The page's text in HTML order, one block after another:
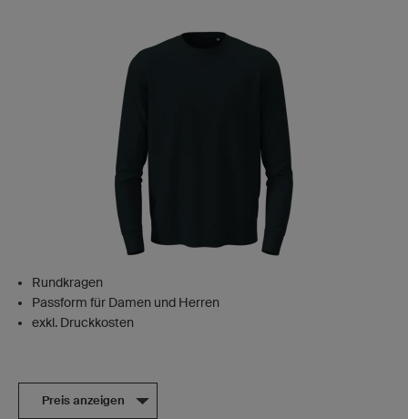
Rundkragen
Passform für Damen und Herren
exkl. Druckkosten
Preis anzeigen